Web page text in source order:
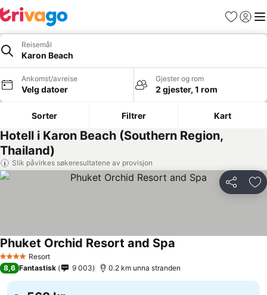
Favoritter
Logg
Reisemål
Karon Beach
Ankomst/avreise
Velg datoer
Gjester og rom
2 gjester, 1 rom
Sorter Filtrer Kart
Hotell i Karon Beach (Southern Region,
Thailand)
Slik påvirkes søkeresultatene av provisjon
Del
4 StjernerResort
Phuket Orchid Resort and Spa
8,6 Fantastisk 9 003 0.2 km unna stranden